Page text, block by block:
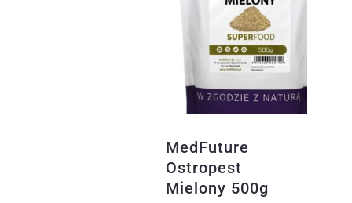
MedFuture
Ostropest
Mielony 500g